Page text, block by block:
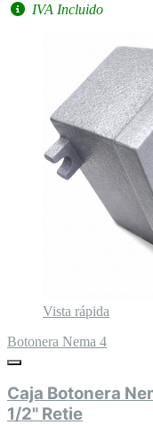
IVA Incluido
Vista rápida
Botonera Nema 4
Caja Botonera
1/2" Retie